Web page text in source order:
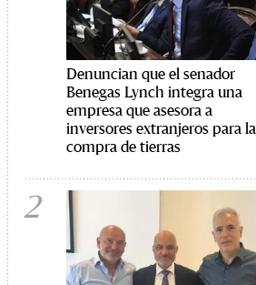
Denuncian que el senador
Benegas Lynch integra una
empresa que asesora a
inversores extranjeros para la
compra de tierras
2